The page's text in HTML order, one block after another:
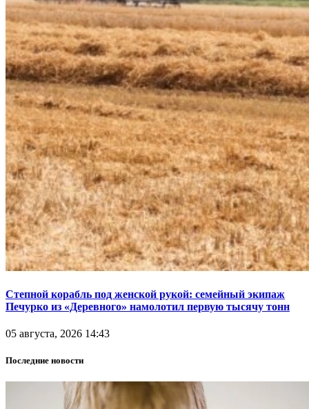
Степной корабль под женской рукой: семейный экипаж
Печурко из «Деревного» намолотил первую тысячу тонн
05 августа, 2026 14:43
Последние новости